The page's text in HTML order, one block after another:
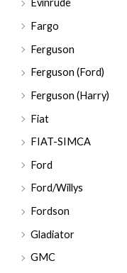
Evinrude
Fargo
Ferguson
Ferguson (Ford)
Ferguson (Harry)
Fiat
FIAT-SIMCA
Ford
Ford/Willys
Fordson
Gladiator
GMC